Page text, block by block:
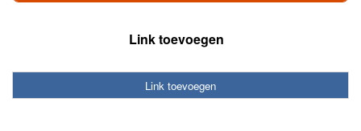
Link toevoegen
Link toevoegen